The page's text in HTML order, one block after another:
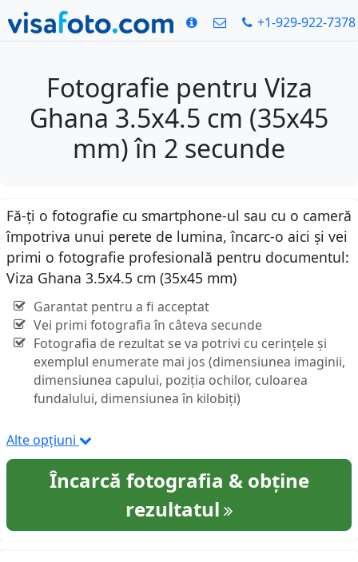
+1-929-922-7378
Fotografie pentru Viza
Ghana 3.5x4.5 cm (35x45
mm) în 2 secunde
Fă-ți o fotografie cu smartphone-ul sau cu o cameră
împotriva unui perete de lumina, încarc-o aici și vei
primi o fotografie profesională pentru documentul:
Viza Ghana 3.5x4.5 cm (35x45 mm)
Garantat pentru a fi acceptat
Vei primi fotografia în câteva secunde
Fotografia de rezultat se va potrivi cu cerințele și
exemplul enumerate mai jos (dimensiunea imaginii,
dimensiunea capului, poziția ochilor, culoarea
fundalului, dimensiunea în kilobiți)
Alte opțiuni
Încarcă fotografia & obține
rezultatul